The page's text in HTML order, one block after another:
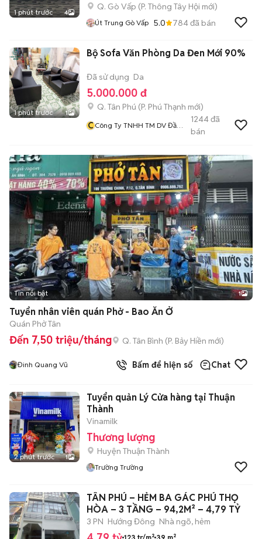
1 phút trước 4
Q. Gò Vấp (P. Thông Tây Hội mới)
Út Trung Gò Vấp 5.0 784đã bán
1 phút trước 1
Bộ Sofa Văn Phòng Da Đen Mới 90%
Đã sử dụng Da
5.000.000 đ
Q. Tân Phú (P. Phú Thạnh mới)
CCông Ty TNHH TM DV Đầu
1244đã
bán
Tin nổi bật 1
Tuyển nhân viên quán Phở - Bao Ăn Ở
Quán Phở Tân
Đến 7,50 triệu/tháng Q. Tân Bình (P. Bảy Hiền mới)
Đinh Quang Vũ Bấm để hiện số Chat
2 phút trước 1
Tuyển quản Lý Cửa hàng tại Thuận
Thành
Vinamilk
Thương lượng
Huyện Thuận Thành
Trường Trường
TÂN PHÚ – HẺM BA GÁC PHÚ THỌ
HÒA – 3 TẦNG – 94,2M² – 4,79 TỶ
3 PN Hướng Đông Nhà ngõ, hẻm
123 tr/m² 39 m²